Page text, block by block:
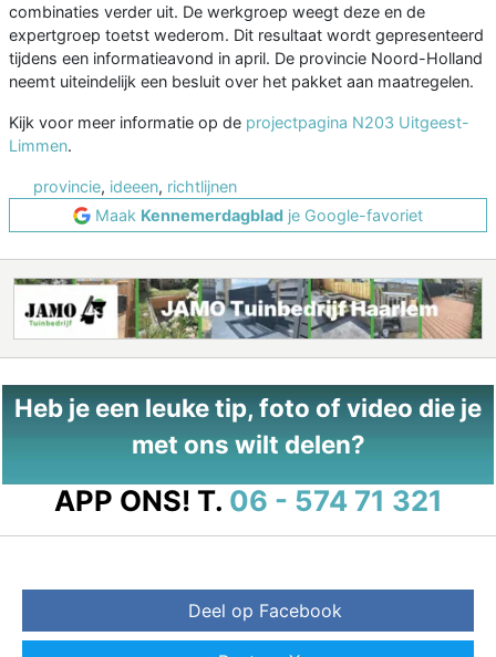
combinaties verder uit. De werkgroep weegt deze en de
expertgroep toetst wederom. Dit resultaat wordt gepresenteerd
tijdens een informatieavond in april. De provincie Noord-Holland
neemt uiteindelijk een besluit over het pakket aan maatregelen.
Kijk voor meer informatie op de projectpagina N203 Uitgeest-
Limmen.
provincie, ideeen, richtlijnen
Maak Kennemerdagblad je Google-favoriet
Heb je een leuke tip, foto of video die je
met ons wilt delen?
APP ONS! T. 06 - 574 71 321
Deel op Facebook